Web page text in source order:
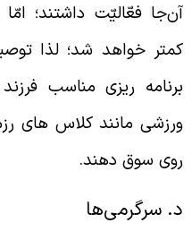
فعّالیّت داشتند؛ امّا
خواهد شد؛ لذا
ریزی مناسب
مانند کلاس های
سوق دهند.
سرگرمی‌ها